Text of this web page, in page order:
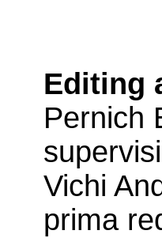
Editing
Pernich
Vichi
prima